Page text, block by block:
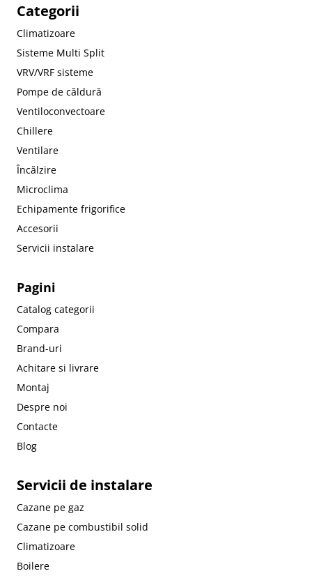
Categorii
Climatizoare
Sisteme Multi Split
VRV/VRF sisteme
Pompe de căldură
Ventiloconvectoare
Chillere
Ventilare
Încălzire
Microclima
Echipamente frigorifice
Accesorii
Servicii instalare
Pagini
Catalog categorii
Compara
Brand-uri
Achitare si livrare
Montaj
Despre noi
Contacte
Blog
Servicii de instalare
Cazane pe gaz
Cazane pe combustibil solid
Climatizoare
Boilere